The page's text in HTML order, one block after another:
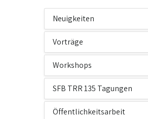
Neuigkeiten
Vorträge
Workshops
SFB TRR 135 Tagungen
Öffentlichkeitsarbeit